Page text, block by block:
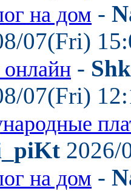
на дом -
07(Fri)
-
07(Fri)
2026/
на дом -